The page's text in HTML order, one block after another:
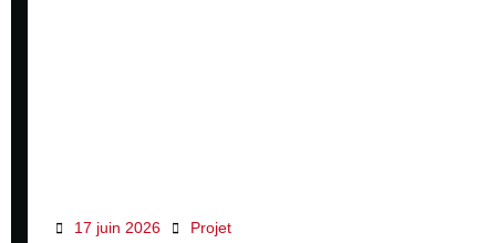
17 juin 2026 Projet